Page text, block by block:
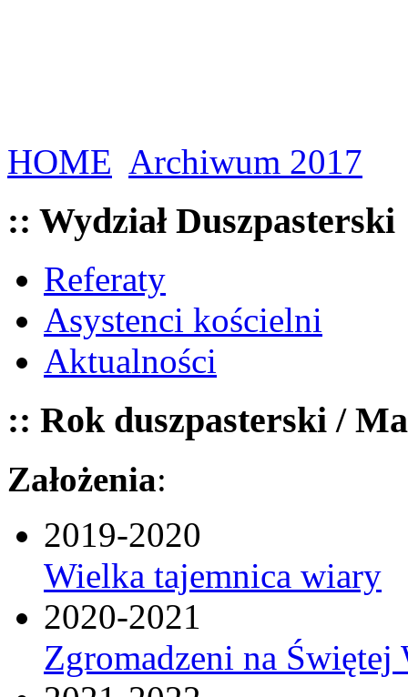
HOME Archiwum 2017
:: Wydział Duszpasterski
Referaty
Asystenci kościelni
Aktualności
:: Rok duszpasterski /
Założenia:
2019-2020
Wielka tajemnica wiary
2020-2021
Zgromadzeni na Świętej